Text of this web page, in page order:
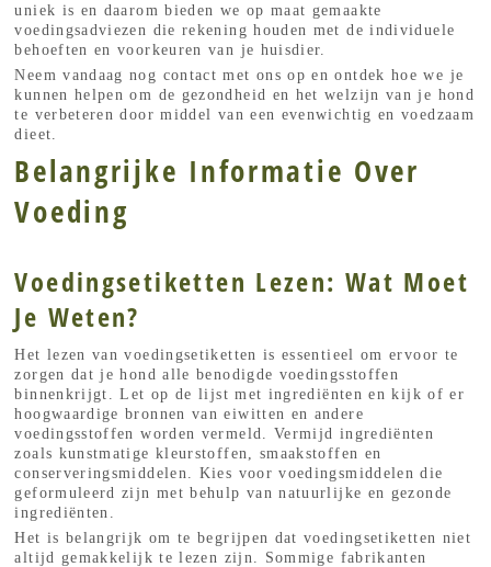
uniek is en daarom bieden we op maat gemaakte
voedingsadviezen die rekening houden met de individuele
behoeften en voorkeuren van je huisdier.
Neem vandaag nog contact met ons op en ontdek hoe we je
kunnen helpen om de gezondheid en het welzijn van je hond
te verbeteren door middel van een evenwichtig en voedzaam
dieet.
Belangrijke Informatie Over
Voeding
Voedingsetiketten Lezen: Wat Moet
Je Weten?
Het lezen van voedingsetiketten is essentieel om ervoor te
zorgen dat je hond alle benodigde voedingsstoffen
binnenkrijgt. Let op de lijst met ingrediënten en kijk of er
hoogwaardige bronnen van eiwitten en andere
voedingsstoffen worden vermeld. Vermijd ingrediënten
zoals kunstmatige kleurstoffen, smaakstoffen en
conserveringsmiddelen. Kies voor voedingsmiddelen die
geformuleerd zijn met behulp van natuurlijke en gezonde
ingrediënten.
Het is belangrijk om te begrijpen dat voedingsetiketten niet
altijd gemakkelijk te lezen zijn. Sommige fabrikanten